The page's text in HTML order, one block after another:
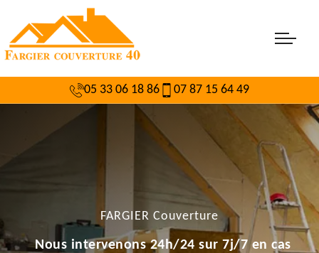
05 33 06 18 86 07 87 15 64 49
FARGIER Couverture
Nous intervenons 24h/24 sur 7j/7 en cas